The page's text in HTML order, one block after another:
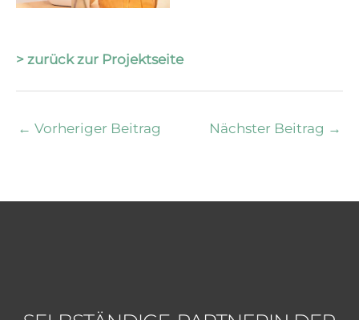
> zurück zur Projektseite
← Vorheriger Beitrag Nächster Beitrag →